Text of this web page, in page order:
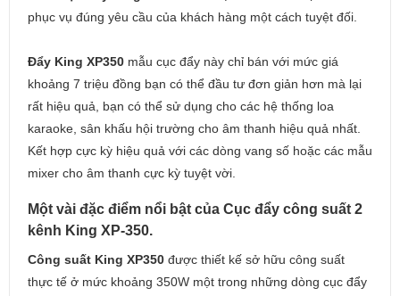
phục vụ đúng yêu cầu của khách hàng một cách tuyệt đối.
Đẩy King XP350 mẫu cục đẩy này chỉ bán với mức giá
khoảng 7 triệu đồng bạn có thể đầu tư đơn giản hơn mà lại
rất hiệu quả, bạn có thể sử dụng cho các hệ thống loa
karaoke, sân khấu hội trường cho âm thanh hiệu quả nhất.
Kết hợp cực kỳ hiệu quả với các dòng vang số hoặc các mẫu
mixer cho âm thanh cực kỳ tuyệt vời.
Một vài đặc điểm nổi bật của Cục đẩy công suất 2
kênh King XP-350.
Công suất King XP350 được thiết kế sở hữu công suất
thực tế ở mức khoảng 350W một trong những dòng cục đẩy